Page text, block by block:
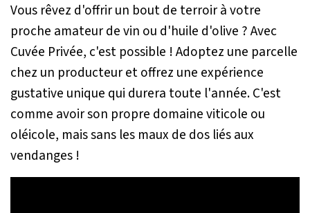
Vous rêvez d'offrir un bout de terroir à votre
proche amateur de vin ou d'huile d'olive ? Avec
Cuvée Privée, c'est possible ! Adoptez une parcelle
chez un producteur et offrez une expérience
gustative unique qui durera toute l'année. C'est
comme avoir son propre domaine viticole ou
oléicole, mais sans les maux de dos liés aux
vendanges !